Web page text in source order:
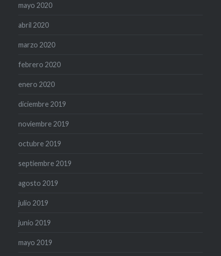
mayo 2020
abril 2020
marzo 2020
febrero 2020
enero 2020
diciembre 2019
noviembre 2019
octubre 2019
septiembre 2019
agosto 2019
julio 2019
junio 2019
mayo 2019